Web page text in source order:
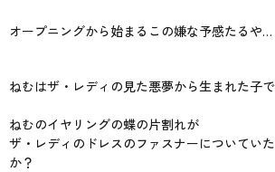
オープニングから始まるこの嫌な予感たるや…
ねむはザ・レディの見た悪夢から生まれた子で
ねむのイヤリングの蝶の片割れが
ザ・レディのドレスのファスナーについてい
か？